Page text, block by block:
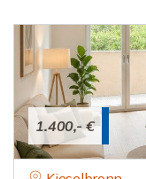
1.400,- €